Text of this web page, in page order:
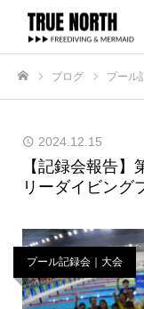
ブログ プール
2024.12.15
【記録会報告
リーダイビング
プール記録会｜大会